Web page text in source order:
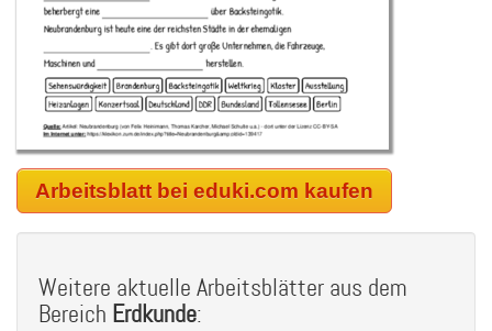
Arbeitsblatt bei eduki.com kaufen
Weitere aktuelle Arbeitsblätter aus dem
Bereich Erdkunde: